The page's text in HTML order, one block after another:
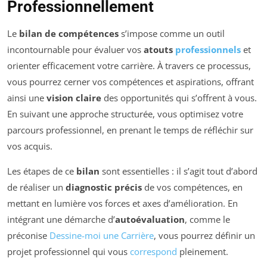
Professionnellement
Le bilan de compétences s’impose comme un outil
incontournable pour évaluer vos atouts professionnels et
orienter efficacement votre carrière. À travers ce processus,
vous pourrez cerner vos compétences et aspirations, offrant
ainsi une vision claire des opportunités qui s’offrent à vous.
En suivant une approche structurée, vous optimisez votre
parcours professionnel, en prenant le temps de réfléchir sur
vos acquis.
Les étapes de ce bilan sont essentielles : il s’agit tout d’abord
de réaliser un diagnostic précis de vos compétences, en
mettant en lumière vos forces et axes d’amélioration. En
intégrant une démarche d’autoévaluation, comme le
préconise Dessine-moi une Carrière, vous pourrez définir un
projet professionnel qui vous correspond pleinement.